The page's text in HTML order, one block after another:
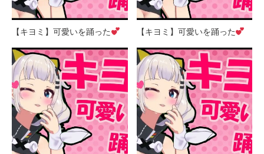
【キヨミ】可愛いを踊った 【キヨミ】可愛いを踊った